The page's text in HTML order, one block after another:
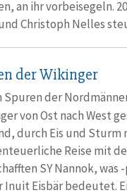
an ihr vorbei­segeln.
Christoph Nelles
der Wikinger
der
von Ost nach West
durch Eis und Sturm
Reise mit
SY Nannok, was
Eisbär bedeutet.